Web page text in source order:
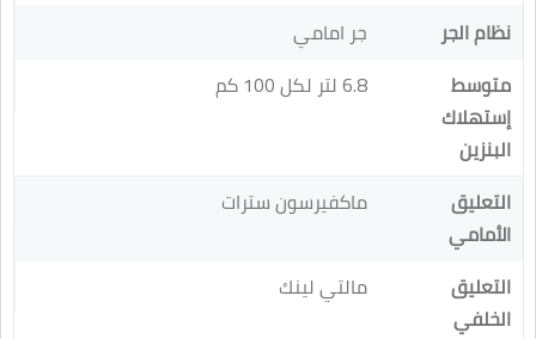
نظام الجر
جر امامي
متوسط
إستهلاك
البنزين
6.8 لتر لكل 100 كم
التعليق
الأمامي
ماكفيرسون سترات
التعليق
الخلفي
مالتي لينك